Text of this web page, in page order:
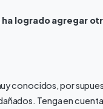
logrado agregar
conocidos, por
Tenga en